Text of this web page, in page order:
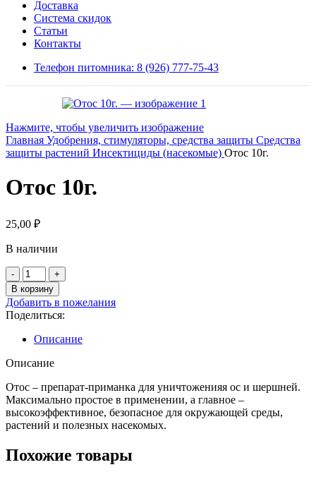
Доставка
Система скидок
Статьи
Контакты
Телефон питомника: 8 (926) 777-75-43
Нажмите, чтобы увеличить изображение
Главная Удобрения, стимуляторы, средства защиты Средства
защиты растений Инсектициды (насекомые) Отос 10г.
Отос 10г.
25,00 ₽
В наличии
Количество
товара
Отос
10г.
В корзину
Добавить в пожелания
Поделиться:
Описание
Описание
Отос – препарат-приманка для уничтоженияя ос и шершней.
Максимально простое в применении, а главное –
высокоэффективное, безопасное для окружающей среды,
растений и полезных насекомых.
Похожие товары